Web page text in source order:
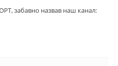
забавно назвав наш канал: